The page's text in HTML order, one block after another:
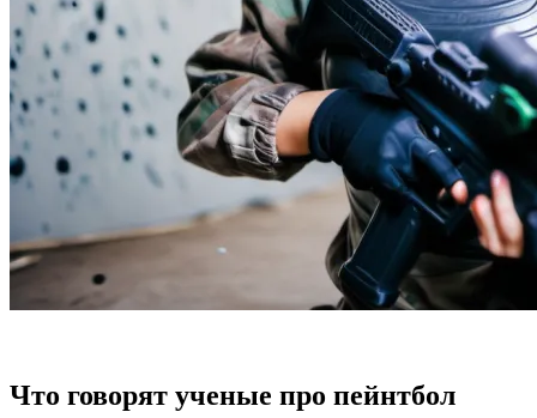
Что говорят ученые про пейнтбол